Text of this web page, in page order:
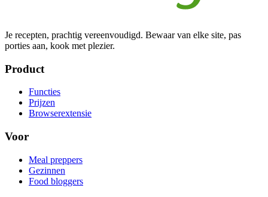
Je recepten, prachtig vereenvoudigd. Bewaar van elke site, pas
porties aan, kook met plezier.
Product
Functies
Prijzen
Browserextensie
Voor
Meal preppers
Gezinnen
Food bloggers